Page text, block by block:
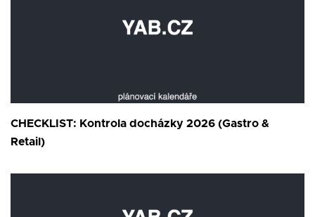
CHECKLIST: Kontrola docházky 2026 (Gastro &
Retail)